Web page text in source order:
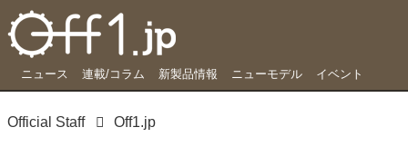
ニュース 連載/コラム 新製品情報 ニューモデル イベント
Official Staff Off1.jp